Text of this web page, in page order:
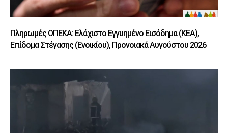
Πληρωμές ΟΠΕΚΑ: Ελάχιστο Εγγυημένο Εισόδημα (ΚΕΑ),
Επίδομα Στέγασης (Ενοικίου), Προνοιακά Αυγούστου 2026